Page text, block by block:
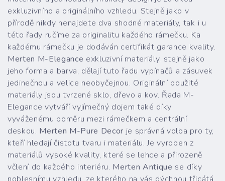
exkluzivního a originálního vzhledu. Stejně jako v
přírodě nikdy nenajdete dva shodné materiály, tak i u
této řady ručíme za originalitu každého rámečku. Ka
každému rámečku je dodáván certifikát garance kvality.
Merten M-Elegance exkluzivní materiály, stejně jako
jeho forma a barva, dělají tuto řadu vypínačů a zásuvek
jedinečnou a velice neobyčejnou. Originální použité
materiály jsou tvrzené sklo, dřevo a kov. Řada M-
Elegance vytváří vyjímečný dojem také díky
vyváženému poměru mezi rámečkem a centrální
deskou. Merten M-Pure Decor je správná volba pro ty,
kteří hledají čistotu tvaru i materiálu. Je vyroben z
materiálů vysoké kvality, které se lehce a přirozeně
včlení do každého interiéru. Merten Antique se díky